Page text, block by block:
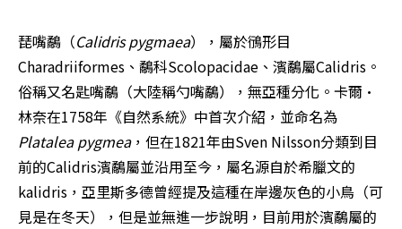
琵嘴鷸（Calidris pygmaea），屬於鴴形目
Charadriiformes、鷸科Scolopacidae、濱鷸屬Calidris。
俗稱又名匙嘴鷸（大陸稱勺嘴鷸），無亞種分化。卡爾·
林奈在1758年《自然系統》中首次介紹，並命名為
Platalea pygmea，但在1821年由Sven Nilsson分類到目
前的Calidris濱鷸屬並沿用至今，屬名源自於希臘文的
kalidris，亞里斯多德曾經提及這種在岸邊灰色的小鳥（可
見是在冬天），但是並無進一步說明，目前用於濱鷸屬的